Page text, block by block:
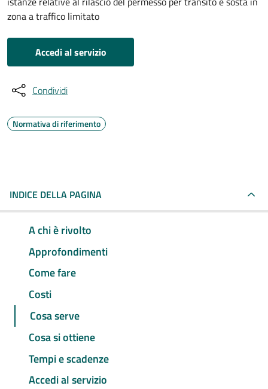
zona a traffico limitato
Accedi al servizio
Condividi
Normativa di riferimento
INDICE DELLA PAGINA
A chi è rivolto
Approfondimenti
Come fare
Costi
Cosa serve
Cosa si ottiene
Tempi e scadenze
Accedi al servizio